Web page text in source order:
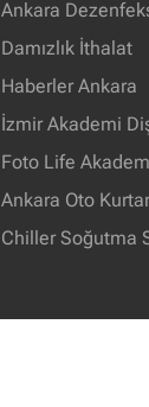
Ankara
Damızlık İthalat
Haberler Ankara
İzmir Akademi
Foto Life
Ankara Oto
Chiller Soğutma